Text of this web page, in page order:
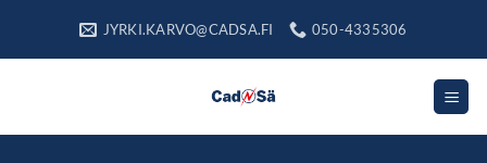
JYRKI.KARVO@CADSA.FI 050-4335306